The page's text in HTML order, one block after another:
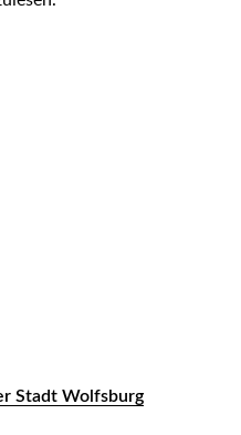
Stadt Wolfsburg